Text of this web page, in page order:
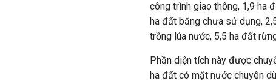
công trình giao thông, 1,9 ha
ha đất bằng chưa sử dụng,
trồng lúa nước, 5,5 ha đất
Phần diện tích này được
ha đất có mặt nước chuyên